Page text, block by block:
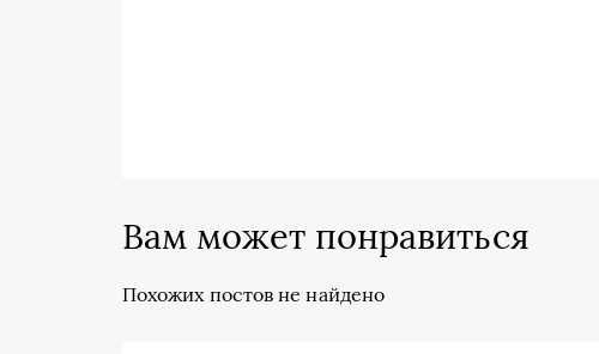
Вам может понравиться
Похожих постов не найдено